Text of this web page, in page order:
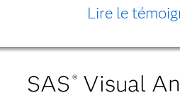
Lire le
SAS ®Visual